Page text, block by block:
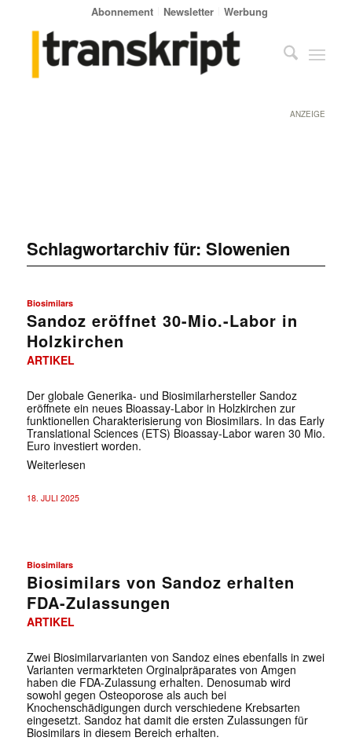
Abonnement Newsletter Werbung
ANZEIGE
Schlagwortarchiv für: Slowenien
Biosimilars
Sandoz eröffnet 30-Mio.-Labor in
Holzkirchen
ARTIKEL
Der globale Generika- und Biosimilarhersteller Sandoz
eröffnete ein neues Bioassay-Labor in Holzkirchen zur
funktionellen Charakterisierung von Biosimilars. In das Early
Translational Sciences (ETS) Bioassay-Labor waren 30 Mio.
Euro investiert worden.
Weiterlesen
18. JULI 2025
Biosimilars
Biosimilars von Sandoz erhalten
FDA-Zulassungen
ARTIKEL
Zwei Biosimilarvarianten von Sandoz eines ebenfalls in zwei
Varianten vermarkteten Orginalpräparates von Amgen
haben die FDA-Zulassung erhalten. Denosumab wird
sowohl gegen Osteoporose als auch bei
Knochenschädigungen durch verschiedene Krebsarten
eingesetzt. Sandoz hat damit die ersten Zulassungen für
Biosimilars in diesem Bereich erhalten.